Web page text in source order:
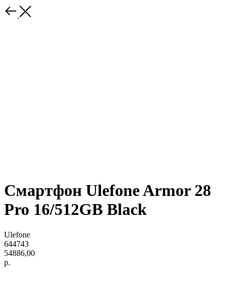
Смартфон Ulefone Armor 28
Pro 16/512GB Black
Ulefone
644743
54886,00
р.